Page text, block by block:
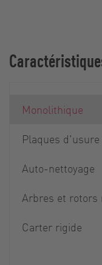
Monolithique
Plaques
Auto-nettoyage
Arbres et rotors
Carter rigide